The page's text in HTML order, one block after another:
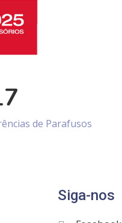
de Parafusos
Siga-nos